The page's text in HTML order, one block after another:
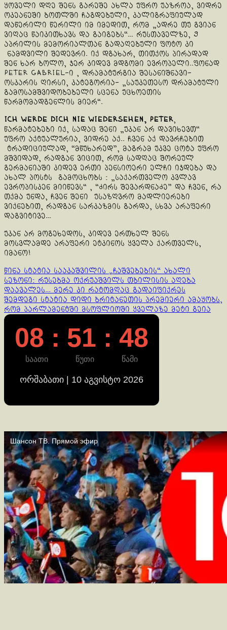
ყოველი დღე შენს გარეშე ახლა უფრო უაზროა, ვიდრე
ოკეანეში ბოთლში ჩაგდებული, კალიგრაფიულად
დაწერილი წერილი იმ იმედით, რომ „ადრე თუ გვიან
ვიღაც წაიკითხავს და გაიგებს“… რუსთაველზე, 9
აპრილის მემორიალთან გადაღებული ფოტო კი
ნამდვილი შედევრი. იქ დგახარ, თითქოს პირადად
შენ ხარ ბოლო, ჯერ კიდევ მდგომი ევროპელი..ფონად
Peter Gabriel-ი , დრამატურგია შესანიშნავი-
ოსკარის ღირსი, კატეგორია- „საუკეთესო დრამატული
გამოსამშვიდობებელი სცენა უცხოეთის
წარმომადგენლის მიერ“.
Ich werde dich nie wiedersehen, Peter,
წარმატებები იქ, სადაც შენი „უკან არ დავიხევთ“
უფრო აქტუალურია, ვიდრე აქ.. ჩვენ აქ დავრჩებით
ტრადიციულად, “მწუხარედ”, მაგრამ უკვე ცოტა უფრო
მშვიდად, რადგან ვიცით, რომ სადღაც შორეულ
გერმანიაში კიდევ ერთი პენსიოერი ელჩი იჯდება და
ახალ პოსტს გამოცხობს : „საქართველო კვლავ
ევროპისკენ მიიწევს“ , “ძირს შევარდნაძე” და ჩვენ, რა
თქმა უნდა, ჩვენ შენი უსაზღვრო მადლიერები
ვიქნებით, რადგან სარკაზმის გარდა, სხვა არაფერი
დაგვიტივე…
უკან არ მოგეხედოს, კიდევ ერთხელ შენს
მოსვლამდე არაფერი ეტკინოს ყველა ქართველს,
იმანო!
Continue
Reading
წინა სტატია სააკაშვილის „ჩაშვებების“ ახალი
სეზონი: რუსებმა ოქრუაშვილს თბილისის აღება
დაავალეს… მერე კი რატომღაც გადაიფიქრეს
შემდეგი სტატია დიდი ბრიტანეთის პრემიერი ამაყობს,
რომ პარლამენტში მსოფლიოში ყველაზე მეტი გეია
08 : 51 : 49
საათი წუთი წამი
ორშაბათი | 10 აგვისტო 2026